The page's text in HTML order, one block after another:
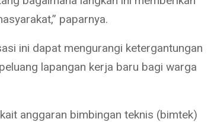
paparnya.
ini dapat mengurangi ketergantungan
lapangan kerja baru bagi warga
anggaran bimbingan teknis (bimtek)